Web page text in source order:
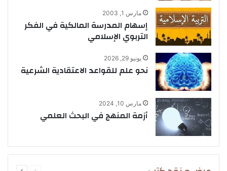
مارس 1, 2003
إسهام المدرسة المالكية في الفكر
التربوي الإسلامي
يونيو 29, 2026
نحو علم للقواعد الاعتقادية الشرعية
مارس 10, 2024
أزمة المنهج في البحث العلمي